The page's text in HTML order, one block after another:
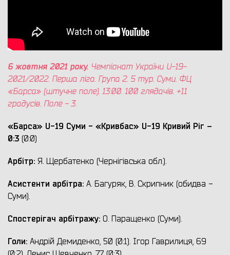
6 жовтня 2021 року. Чемпіонат України U-19-
2021/2022. Перша ліга. Група 2. 5 тур. Суми. ФЦ
«Барса» (штучне поле). 13:00. 100 глядачів. +11
градусів. Поле - 3.
«Барса» U-19 Суми - «Кривбас» U-19 Кривий Ріг –
0:3 (0:0)
Арбітр: Я. Щербатенко (Чернігівська обл.).
Асистенти арбітра: А. Багуряк, В. Скрипник (обидва -
Суми).
Спостерігач арбітражу: О. Паращенко (Суми).
Голи: Андрій Демиденко, 50 (0:1). Ігор Гаврилиця, 69